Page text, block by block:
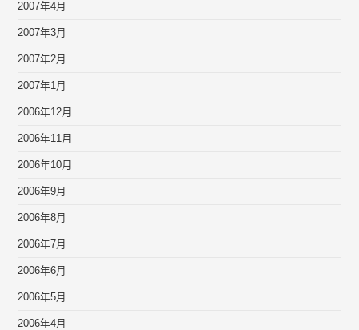
2007年4月
2007年3月
2007年2月
2007年1月
2006年12月
2006年11月
2006年10月
2006年9月
2006年8月
2006年7月
2006年6月
2006年5月
2006年4月